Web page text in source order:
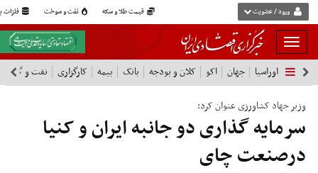
قیمت طلا و سکه نفت و سوخت فلزات ورود / عضویت
بار
و
بسته
نمودن
فهرست
اوراسیا جهان اکو کلان و بودجه بانک بیمه کارگزاری نفت و گاز
وزیر جهاد کشاورزی عنوان کرد:
سرمایه گذاری دو جانبه ایران و کنیا
درصنعت چای